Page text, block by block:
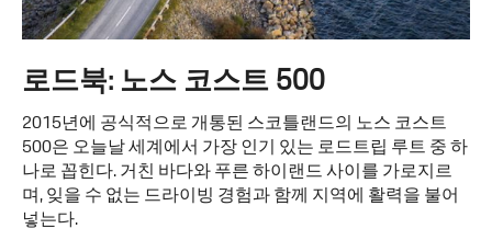
로드북: 노스 코스트 500
2015년에 공식적으로 개통된 스코틀랜드의 노스 코스트
500은 오늘날 세계에서 가장 인기 있는 로드트립 루트 중 하
나로 꼽힌다. 거친 바다와 푸른 하이랜드 사이를 가로지르
며, 잊을 수 없는 드라이빙 경험과 함께 지역에 활력을 불어
넣는다.